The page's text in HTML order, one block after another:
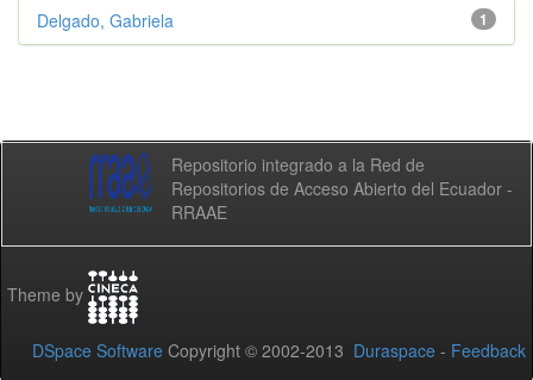
1
Delgado, Gabriela
Repositorio integrado a la Red de
Repositorios de Acceso Abierto del Ecuador -
RRAAE
Theme by
DSpace Software Copyright © 2002-2013 Duraspace - Feedback